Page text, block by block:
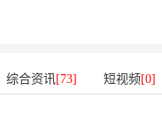
综合资讯[73] 短视频 [0]